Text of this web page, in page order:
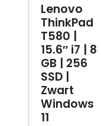
Lenovo
ThinkPad
T580 |
15.6″ i7 | 8
GB | 256
SSD |
Zwart
Windows
11